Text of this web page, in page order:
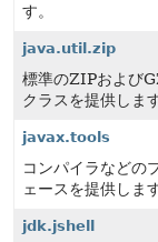
す。
java.util.zip
標準のZIPおよび
クラスを提供します
javax.tools
コンパイラなどの
ェースを提供します
jdk.jshell